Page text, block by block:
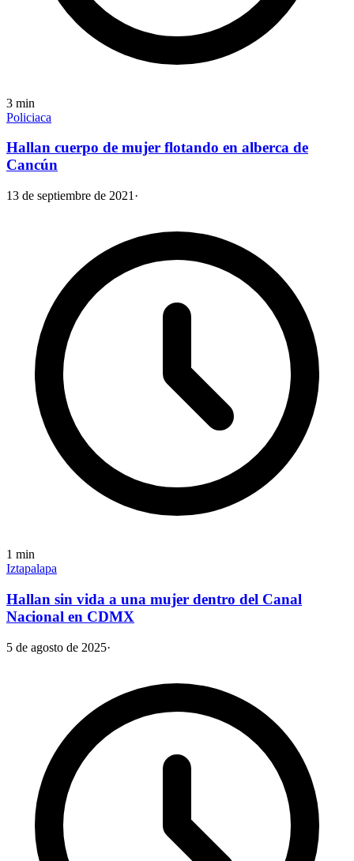
3 min
Policiaca
Hallan cuerpo de mujer flotando en alberca de
Cancún
13 de septiembre de 2021 ·
1 min
Iztapalapa
Hallan sin vida a una mujer dentro del Canal
Nacional en CDMX
5 de agosto de 2025·